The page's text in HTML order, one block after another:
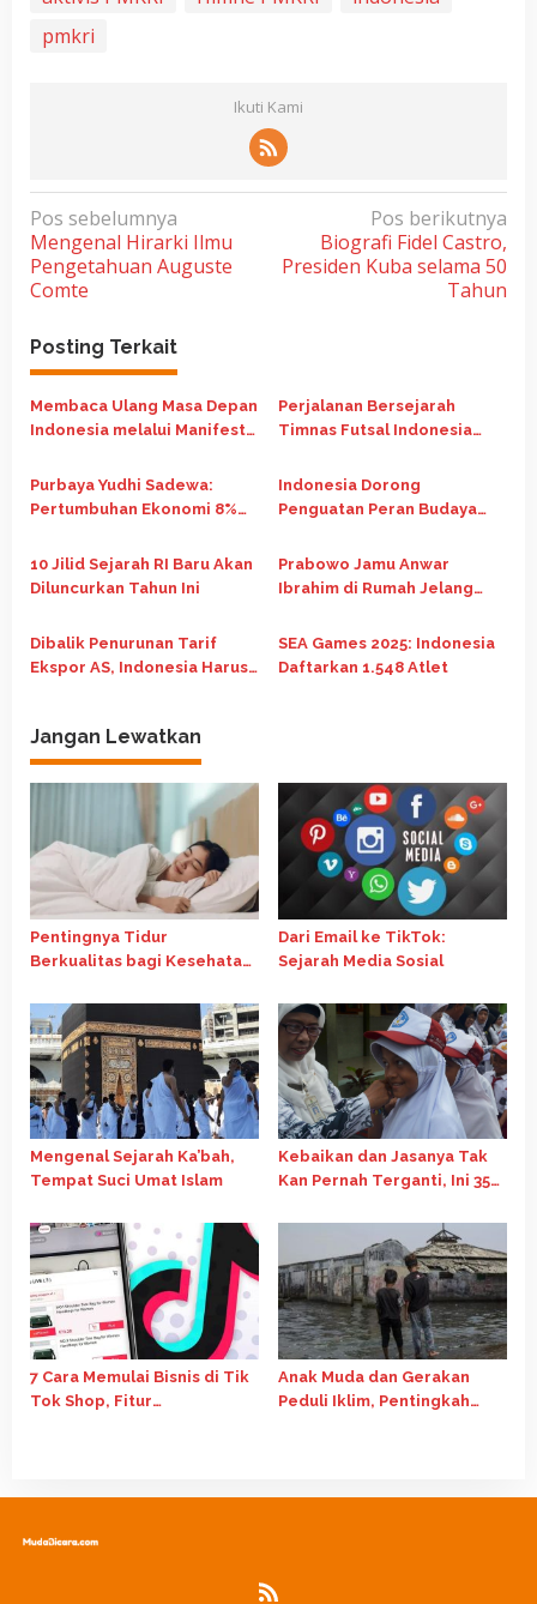
pmkri
Ikuti Kami
N
a
v
g
a
s
p
o
s
Pos sebelumnya
Mengenal Hirarki Ilmu
Pengetahuan Auguste
Comte
Pos berikutnya
Biografi Fidel Castro,
Presiden Kuba selama 50
Tahun
Posting Terkait
Membaca Ulang Masa Depan
Indonesia melalui Manifesto
Perjalanan Bersejarah
Timnas Futsal Indonesia
Futsal 2026
Purbaya Yudhi Sadewa:
Pertumbuhan Ekonomi 8%
Kelas Jadi Negara Maju
Indonesia Dorong
Penguatan Peran Budaya
di Forum G20 Afrika Selatan
10 Jilid Sejarah RI Baru Akan
Diluncurkan Tahun Ini
Prabowo Jamu Anwar
Ibrahim di Rumah Jelang
Dibalik Penurunan Tarif
Ekspor AS, Indonesia Harus
SEA Games 2025: Indonesia
Daftarkan 1.548 Atlet
Jangan Lewatkan
Pentingnya Tidur
Berkualitas bagi Kesehatan
Dari Email ke TikTok:
Sejarah Media Sosial
Mengenal Sejarah Ka’bah,
Tempat Suci Umat Islam
Kebaikan dan Jasanya Tak
Kan Pernah Terganti, Ini 35
Nasional 2024
7 Cara Memulai Bisnis di Tik
Tok Shop, Fitur
Anak Muda dan Gerakan
Peduli Iklim, Pentingkah